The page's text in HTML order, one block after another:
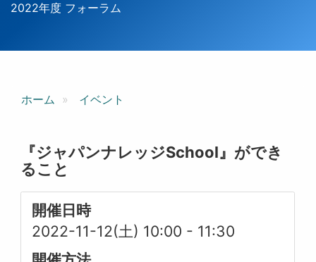
2022年度 フォーラム
ホーム イベント
『ジャパンナレッジSchool』ができ
ること
開催日時
2022-11-12(土) 10:00 - 11:30